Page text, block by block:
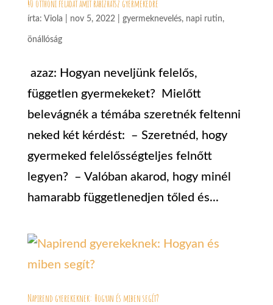
40 otthoni feladat amit rábízhatsz gyermekedre
írta: Viola nov 5, 2022| gyermeknevelés, napi rutin,
önállóság
azaz: Hogyan neveljünk felelős,
független gyermekeket? Mielőtt
belevágnék a témába szeretnék feltenni
neked két kérdést: – Szeretnéd, hogy
gyermeked felelősségteljes felnőtt
legyen? – Valóban akarod, hogy minél
hamarabb függetlenedjen tőled és...
Napirend gyerekeknek: Hogyan és miben segít?